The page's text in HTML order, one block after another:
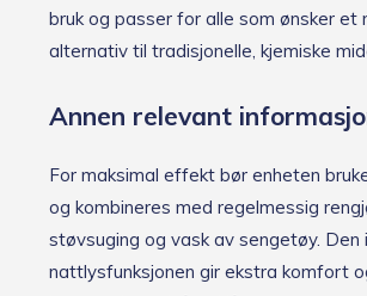
bruk og passer for alle som ønsker et
alternativ til tradisjonelle, kjemiske
Annen relevant
For maksimal effekt bør enheten
og kombineres med regelmessig
støvsuging og vask av sengetøy. Den
nattlysfunksjonen gir ekstra komfort